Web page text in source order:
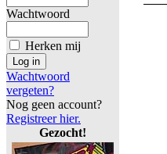
Wachtwoord
Herken mij
Wachtwoord
vergeten?
Nog geen account?
Registreer hier.
Gezocht!